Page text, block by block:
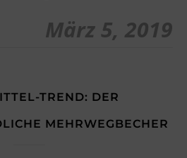
März 5, 2019
TREND: DER
MEHRWEGBECHER